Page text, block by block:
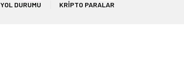
YOL DURUMU KRIPTO PARALAR